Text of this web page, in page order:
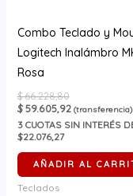
Combo Teclado y
Logitech Inalámbro
Rosa
$66.228,80
$59.605,92 (transferencia)
3CUOTAS SIN INTERÉS
$22.076,27
AÑADIR AL
Teclados